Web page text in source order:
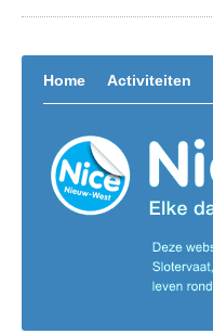
Home Activiteiten